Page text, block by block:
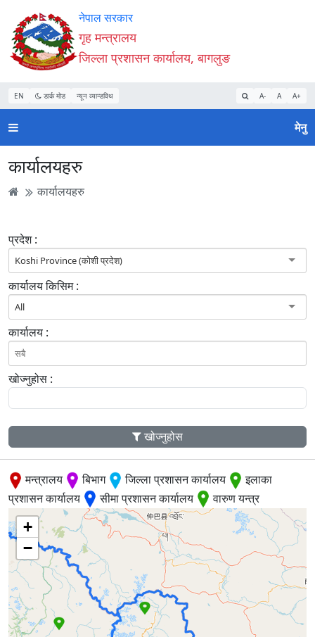
Accessibility
Mode
सुरु
गर्नुहोस्
सामाग्री
पढ्नुहाेस्
नेभिगेसन
पढ्नुहाेस्
वेबसाइट
खोजमा
जानुहोस्
नेपाल सरकार
गृह मन्त्रालय
जिल्ला प्रशासन कार्यालय, बागलुङ
EN डार्क मोड न्यून व्यान्डविथ A- A A+
मेनु
कार्यालयहरु
कार्यालयहरु
प्रदेश :
Koshi Province (कोशी प्रदेश)
कार्यालय किसिम :
All
कार्यालय :
खोज्नुहोस :
खोज्नुहोस
मन्त्रालय बिभाग जिल्ला प्रशासन कार्यालय
इलाका
प्रशासन कार्यालय
सीमा प्रशासन कार्यालय वारुण यन्त्र
+
−